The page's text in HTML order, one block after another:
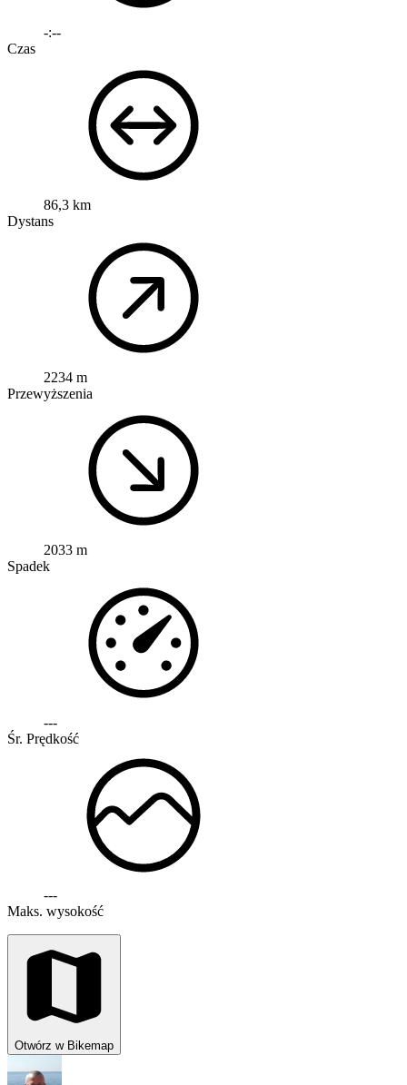
-:--
Czas
86,3 km
Dystans
2234 m
Przewyższenia
2033 m
Spadek
---
Śr. Prędkość
---
Maks. wysokość
Otwórz w Bikemap